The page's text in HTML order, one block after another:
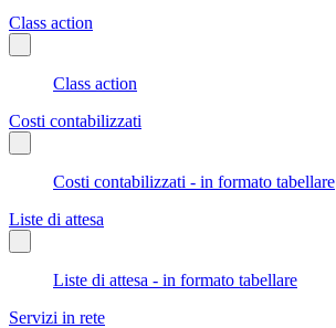
Class action
Class action
Costi contabilizzati
Costi contabilizzati - in formato tabellare
Liste di attesa
Liste di attesa - in formato tabellare
Servizi in rete